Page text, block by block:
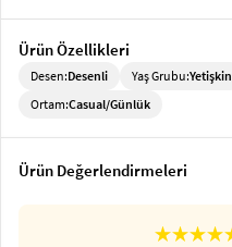
Ürün Özellikleri
Desen:Desenli Yaş Grubu:Yetişkin
Ortam:Casual/Günlük
Ürün Değerlendirmeleri